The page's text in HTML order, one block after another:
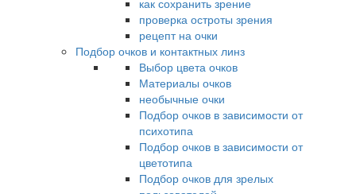
как сохранить зрение
проверка остроты зрения
рецепт на очки
Подбор очков и контактных линз
Выбор цвета очков
Материалы очков
необычные очки
Подбор очков в зависимости от
психотипа
Подбор очков в зависимости от
цветотипа
Подбор очков для зрелых